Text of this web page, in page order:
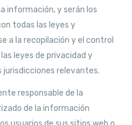
información, y serán los
todas las leyes y
a la recopilación y el control
leyes de privacidad y
relevantes.
responsable de la
de la información